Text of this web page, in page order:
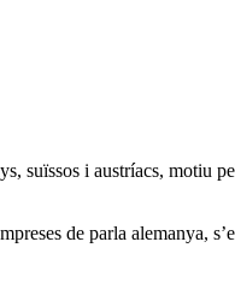
suïssos i austríacs, motiu
de parla alemanya,